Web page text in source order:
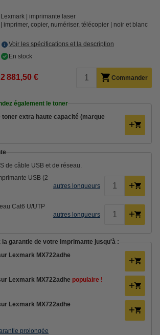
Lexmark
imprimante laser
imprimer, copier, numériser, télécopier
noir et blanc
Voir les spécifications et la description
En stock
2 881,50 € Commander
également le toner
toner extra haute capacité (marque
de câble USB et de réseau.
USB (2
autres longueurs
Cat6 U/UTP
autres longueurs
garantie de votre imprimante jusqu'à :
Lexmark MX722adhe
Lexmark MX722adhe populaire !
Lexmark MX722adhe
prolongée